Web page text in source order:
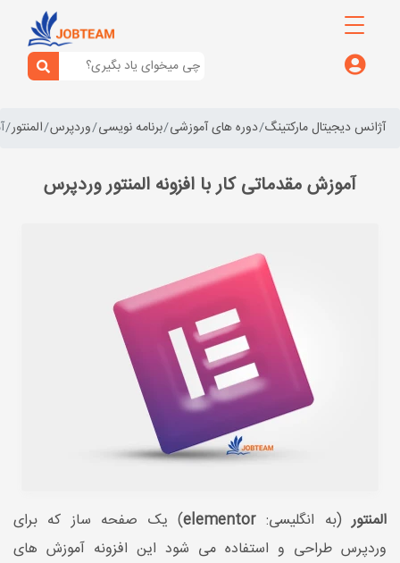
آژانس دیجیتال مارکتینگ دوره های آموزشی برنامه نویسی وردپرس المنتور
آموزش مقدماتی کار با افزونه المنتور وردپرس
المنتور(به انگلیسی:elementor) یک صفحه ساز که برای
وردپرس طراحی و استفاده می شود این افزونه آموزش های